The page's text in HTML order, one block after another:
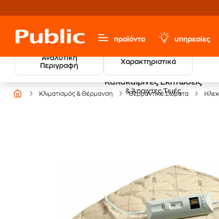
προϊόντα υπηρεσίες
Αναλυτική
Περιγραφή
Χαρακτηριστικά
Καλοκαιρινές Εκπτώσεις
& Άπαιχτες Τιμές
Κλιματισμός & Θέρμανση Θερμαντικά Σώματα